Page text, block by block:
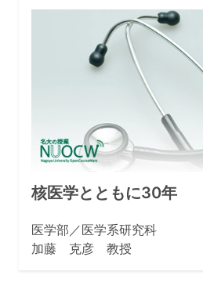
核医学とともに30年
医学部／医学系研究科
加藤 克彦 教授